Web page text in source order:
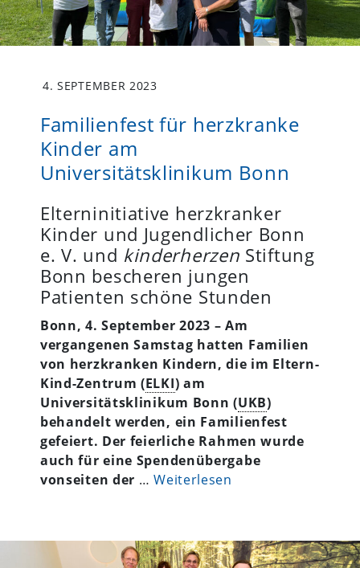
4. SEPTEMBER 2023
Familienfest für herzkranke
Kinder am
Universitätsklinikum Bonn
Elterninitiative herzkranker
Kinder und Jugendlicher Bonn
e. V. und kinderherzen Stiftung
Bonn bescheren jungen
Patienten schöne Stunden
Bonn, 4. September 2023 – Am
vergangenen Samstag hatten Familien
von herzkranken Kindern, die im Eltern-
Kind-Zentrum (ELKI) am
Universitätsklinikum Bonn (UKB)
behandelt werden, ein Familienfest
gefeiert. Der feierliche Rahmen wurde
auch für eine Spendenübergabe
vonseiten der …Weiterlesen